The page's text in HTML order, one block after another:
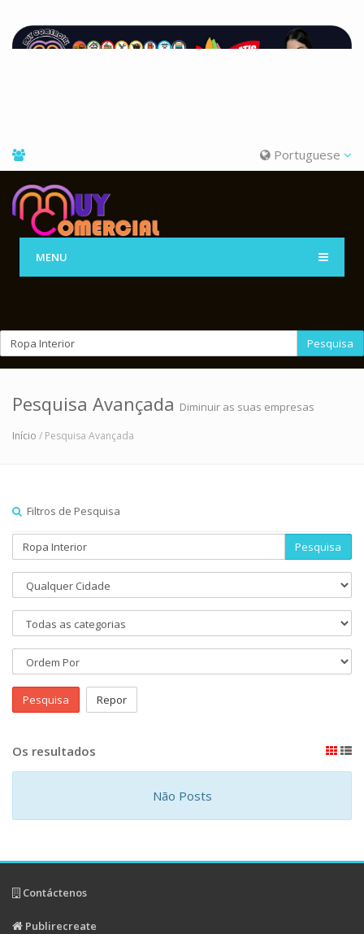
Portuguese
MENU
Pesquisa
Pesquisa Avançada Diminuir as suas empresas
Início / Pesquisa Avançada
Filtros de Pesquisa
Pesquisa
Pesquisa Repor
Os resultados
Não Posts
Contáctenos
Publirecreate